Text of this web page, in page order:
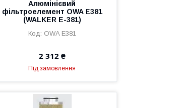
Алюмінієвий
фільтроелемент OWA E381
(WALKER E-381)
OWA E381
2 312 ₴
Під замовлення